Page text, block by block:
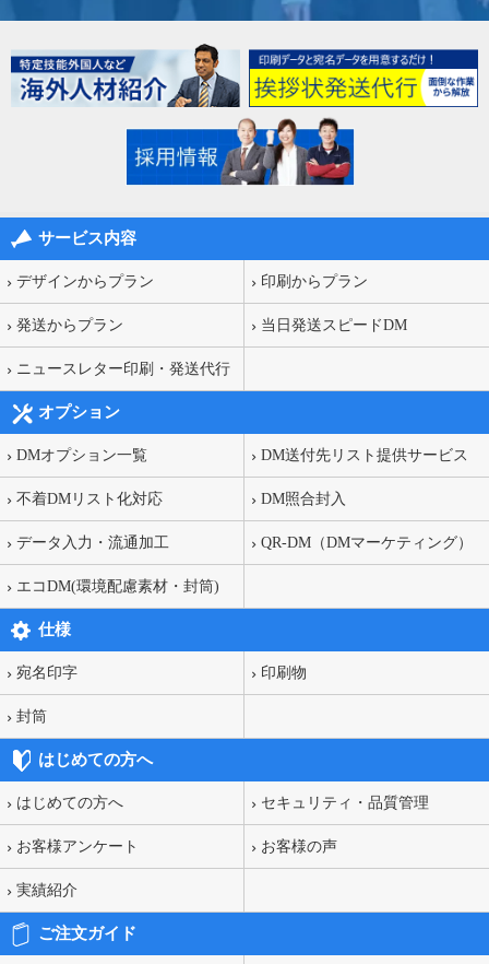
サービス内容
デザインからプラン 印刷からプラン
発送からプラン 当日発送スピードDM
ニュースレター印刷・発送代行
オプション
DMオプション一覧 DM送付先リスト提供サービス
不着DMリスト化対応 DM照合封入
データ入力・流通加工 QR-DM（DMマーケティング）
エコDM(環境配慮素材・封筒)
仕様
宛名印字 印刷物
封筒
はじめての方へ
はじめての方へ セキュリティ・品質管理
お客様アンケート お客様の声
実績紹介
ご注文ガイド